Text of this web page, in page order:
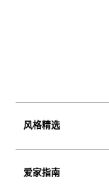
风格精选
爱家指南